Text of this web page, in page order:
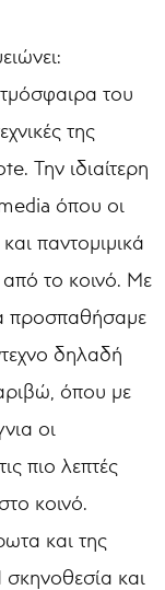
του
της
Την ιδιαίτερη
όπου οι
παντομιμικά
από το κοινό. Με
προσπαθήσαμε
δηλαδή
όπου με
οι
πιο λεπτές
κοινό.
και της
και